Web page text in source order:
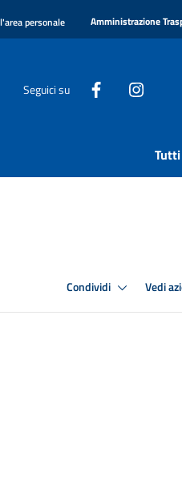
personale Amministrazione
Seguici su
Condividi Vedi